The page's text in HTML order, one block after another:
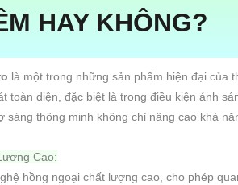
HAY KHÔNG?
là một trong những sản phẩm hiện đại của
toàn diện, đặc biệt là trong điều kiện ánh
sáng thông minh không chỉ nâng cao khả
Cao:
hồng ngoại chất lượng cao, cho phép